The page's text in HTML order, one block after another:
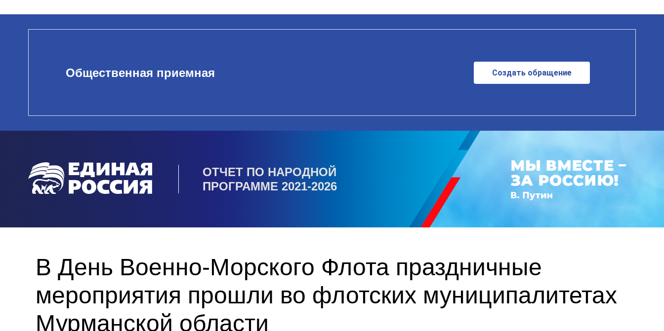
Общественная приемная Создать обращение
ОТЧЕТ ПО НАРОДНОЙ
ПРОГРАММЕ 2021-2026
В День Военно-Морского Флота праздничные
мероприятия прошли во флотских муниципалитетах
Мурманской области